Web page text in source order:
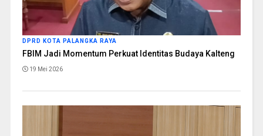
DPRD KOTA PALANGKA RAYA
FBIM Jadi Momentum Perkuat Identitas Budaya Kalteng
19 Mei 2026